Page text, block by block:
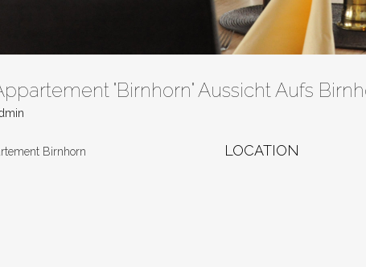
"Birnhorn" Aussicht Aufs
Birnhorn LOCATION